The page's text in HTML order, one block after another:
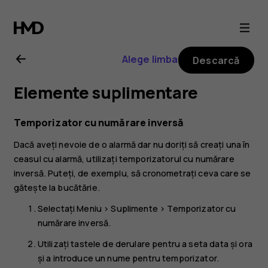
Ghid
de
utilizare
pentru
Nokia
3310
3G
Alege limba Descarcă
Elemente suplimentare
Temporizator cu numărare inversă
Dacă aveți nevoie de o alarmă dar nu doriți să creați una în
ceasul cu alarmă, utilizați temporizatorul cu numărare
inversă. Puteți, de exemplu, să cronometrați ceva care se
gătește la bucătărie.
SelectațiMeniu >Suplimente > Temporizator cu
numărare inversă.
Utilizați tastele de derulare pentru a seta data și ora
și a introduce un nume pentru temporizator.